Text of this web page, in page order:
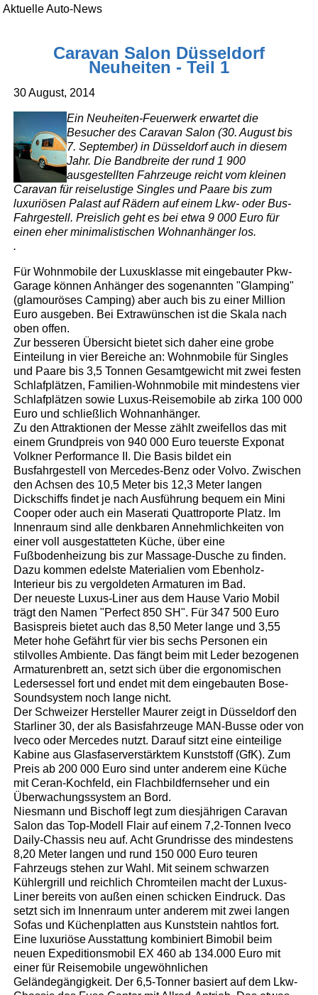
Aktuelle Auto-News
Caravan Salon Düsseldorf
Neuheiten - Teil 1
30 August, 2014
Ein Neuheiten-Feuerwerk erwartet die
Besucher des Caravan Salon (30. August bis
7. September) in Düsseldorf auch in diesem
Jahr. Die Bandbreite der rund 1 900
ausgestellten Fahrzeuge reicht vom kleinen
Caravan für reiselustige Singles und Paare bis zum
luxuriösen Palast auf Rädern auf einem Lkw- oder Bus-
Fahrgestell. Preislich geht es bei etwa 9 000 Euro für
einen eher minimalistischen Wohnanhänger los.
.
Für Wohnmobile der Luxusklasse mit eingebauter Pkw-
Garage können Anhänger des sogenannten "Glamping"
(glamouröses Camping) aber auch bis zu einer Million
Euro ausgeben. Bei Extrawünschen ist die Skala nach
oben offen.
Zur besseren Übersicht bietet sich daher eine grobe
Einteilung in vier Bereiche an: Wohnmobile für Singles
und Paare bis 3,5 Tonnen Gesamtgewicht mit zwei festen
Schlafplätzen, Familien-Wohnmobile mit mindestens vier
Schlafplätzen sowie Luxus-Reisemobile ab zirka 100 000
Euro und schließlich Wohnanhänger.
Zu den Attraktionen der Messe zählt zweifellos das mit
einem Grundpreis von 940 000 Euro teuerste Exponat
Volkner Performance II. Die Basis bildet ein
Busfahrgestell von Mercedes-Benz oder Volvo. Zwischen
den Achsen des 10,5 Meter bis 12,3 Meter langen
Dickschiffs findet je nach Ausführung bequem ein Mini
Cooper oder auch ein Maserati Quattroporte Platz. Im
Innenraum sind alle denkbaren Annehmlichkeiten von
einer voll ausgestatteten Küche, über eine
Fußbodenheizung bis zur Massage-Dusche zu finden.
Dazu kommen edelste Materialien vom Ebenholz-
Interieur bis zu vergoldeten Armaturen im Bad.
Der neueste Luxus-Liner aus dem Hause Vario Mobil
trägt den Namen "Perfect 850 SH". Für 347 500 Euro
Basispreis bietet auch das 8,50 Meter lange und 3,55
Meter hohe Gefährt für vier bis sechs Personen ein
stilvolles Ambiente. Das fängt beim mit Leder bezogenen
Armaturenbrett an, setzt sich über die ergonomischen
Ledersessel fort und endet mit dem eingebauten Bose-
Soundsystem noch lange nicht.
Der Schweizer Hersteller Maurer zeigt in Düsseldorf den
Starliner 30, der als Basisfahrzeuge MAN-Busse oder von
Iveco oder Mercedes nutzt. Darauf sitzt eine einteilige
Kabine aus Glasfaserverstärktem Kunststoff (GfK). Zum
Preis ab 200 000 Euro sind unter anderem eine Küche
mit Ceran-Kochfeld, ein Flachbildfernseher und ein
Überwachungssystem an Bord.
Niesmann und Bischoff legt zum diesjährigen Caravan
Salon das Top-Modell Flair auf einem 7,2-Tonnen Iveco
Daily-Chassis neu auf. Acht Grundrisse des mindestens
8,20 Meter langen und rund 150 000 Euro teuren
Fahrzeugs stehen zur Wahl. Mit seinem schwarzen
Kühlergrill und reichlich Chromteilen macht der Luxus-
Liner bereits von außen einen schicken Eindruck. Das
setzt sich im Innenraum unter anderem mit zwei langen
Sofas und Küchenplatten aus Kunststein nahtlos fort.
Eine luxuriöse Ausstattung kombiniert Bimobil beim
neuen Expeditionsmobil EX 460 ab 134.000 Euro mit
einer für Reisemobile ungewöhnlichen
Geländegängigkeit. Der 6,5-Tonner basiert auf dem Lkw-